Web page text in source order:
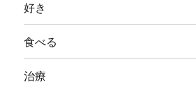
好き
食べる
治療